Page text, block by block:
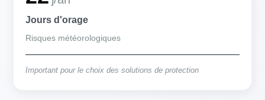
Jours d'orage
Risques météorologiques
Important pour le choix des solutions de protection